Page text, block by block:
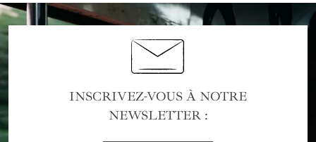
INSCRIVEZ-VOUS À NOTRE
NEWSLETTER :